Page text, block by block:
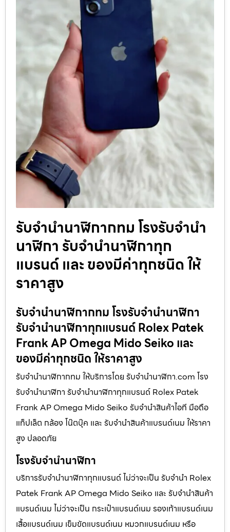
รับจำนำนาฬิกากทม โรงรับจำนำ
นาฬิกา รับจำนำนาฬิกาทุก
แบรนด์ และ ของมีค่าทุกชนิด ให้
ราคาสูง
รับจำนำนาฬิกากทม โรงรับจำนำนาฬิกา
รับจำนำนาฬิกาทุกแบรนด์ Rolex Patek
Frank AP Omega Mido Seiko และ
ของมีค่าทุกชนิด ให้ราคาสูง
รับจำนำนาฬิกากทม ให้บริการโดย รับจํานํานาฬิกา.com โรง
รับจำนำนาฬิกา รับจำนำนาฬิกาทุกแบรนด์ Rolex Patek
Frank AP Omega Mido Seiko รับจำนำสินค้าไอที มือถือ
แท็ปเล็ต กล้อง โน๊ตบุ๊ค และ รับจำนำสินค้าแบรนด์เนม ให้ราคา
สูง ปลอดภัย
โรงรับจำนำนาฬิกา
บริการรับจำนำนาฬิกาทุกแบรนด์ ไม่ว่าจะเป็น รับจำนำ Rolex
Patek Frank AP Omega Mido Seiko และ รับจำนำสินค้า
แบรนด์เนม ไม่ว่าจะเป็น กระเป๋าแบรนด์เนม รองเท้าแบรนด์เนม
เสื้อแบรนด์เนม เข็มขัดแบรนด์เนม หมวกแบรนด์เนม หรือ